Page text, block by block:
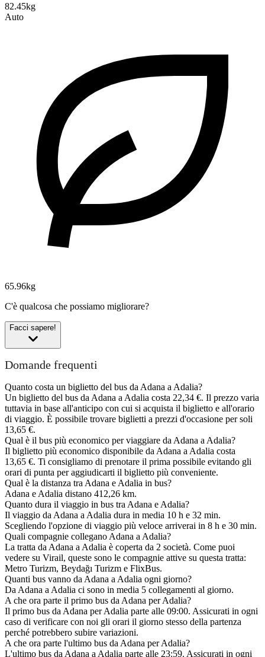
82.45kg
Auto
65.96kg
C'è qualcosa che possiamo migliorare?
Facci sapere!
Domande frequenti
Quanto costa un biglietto del bus da Adana a Adalia?
Un biglietto del bus da Adana a Adalia costa 22,34 €. Il prezzo varia
tuttavia in base all'anticipo con cui si acquista il biglietto e all'orario
di viaggio. È possibile trovare biglietti a prezzi d'occasione per soli
13,65 €.
Qual è il bus più economico per viaggiare da Adana a Adalia?
Il biglietto più economico disponibile da Adana a Adalia costa
13,65 €. Ti consigliamo di prenotare il prima possibile evitando gli
orari di punta per aggiudicarti il biglietto più conveniente.
Qual è la distanza tra Adana e Adalia in bus?
Adana e Adalia distano 412,26 km.
Quanto dura il viaggio in bus tra Adana e Adalia?
Il viaggio da Adana a Adalia dura in media 10 h e 32 min.
Scegliendo l'opzione di viaggio più veloce arriverai in 8 h e 30 min.
Quali compagnie collegano Adana a Adalia?
La tratta da Adana a Adalia è coperta da 2 società. Come puoi
vedere su Virail, queste sono le compagnie attive su questa tratta:
Metro Turizm, Beydağı Turizm e FlixBus.
Quanti bus vanno da Adana a Adalia ogni giorno?
Da Adana a Adalia ci sono in media 5 collegamenti al giorno.
A che ora parte il primo bus da Adana per Adalia?
Il primo bus da Adana per Adalia parte alle 09:00. Assicurati in ogni
caso di verificare con noi gli orari il giorno stesso della partenza
perché potrebbero subire variazioni.
A che ora parte l'ultimo bus da Adana per Adalia?
L'ultimo bus da Adana a Adalia parte alle 23:59. Assicurati in ogni